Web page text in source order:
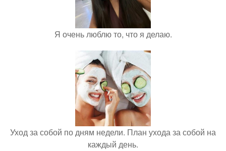
Я очень люблю то, что я делаю.
Уход за собой по дням недели. План ухода за собой на
каждый день.